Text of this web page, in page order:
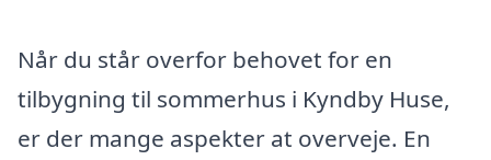
Når du står overfor behovet for en
tilbygning til sommerhus i Kyndby Huse,
er der mange aspekter at overveje. En